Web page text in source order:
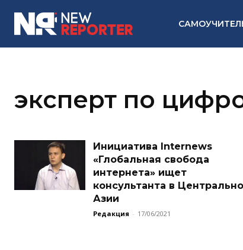
эксперт по
Инициатива Internews
«Глобальная свобода
интернета» ищет
консультанта в
Азии
Редакция - 17/06/2021